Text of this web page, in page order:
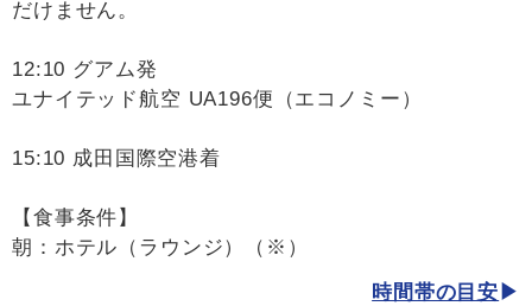
だけません。
12:10 グアム発
ユナイテッド航空 UA196便（エコノミー）
15:10 成田国際空港着
【食事条件】
朝：ホテル（ラウンジ）（※）
時間帯の目安